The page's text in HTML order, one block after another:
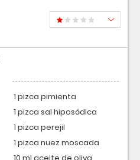
1 pizca pimienta
1 pizca sal hiposódica
1 pizca perejil
1 pizca nuez moscada